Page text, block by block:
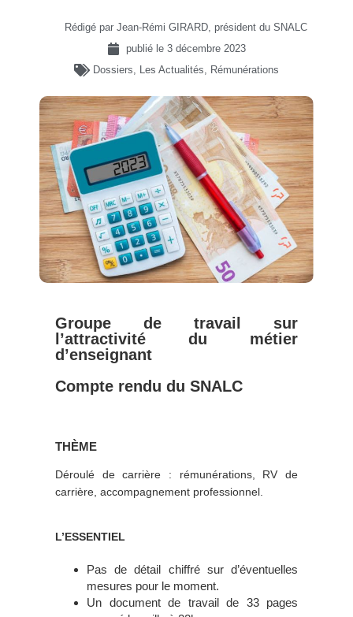
Rédigé par Jean-Rémi GIRARD, président du SNALC
publié le 3 décembre 2023
Dossiers, Les Actualités, Rémunérations
Groupe de travail sur
l’attractivité du métier
d’enseignant
Compte rendu du SNALC
THÈME
Déroulé de carrière : rémunérations, RV de
carrière, accompagnement professionnel.
L’ESSENTIEL
Pas de détail chiffré sur d’éventuelles
mesures pour le moment.
Un document de travail de 33 pages